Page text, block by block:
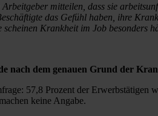
Arbeitgeber mitteilen, dass sie
das Gefühl haben, ihre
scheinen Krankheit im Job besonders
nach dem genauen Grund der
57,8 Prozent der Erwerbstätigen
keine Angabe.